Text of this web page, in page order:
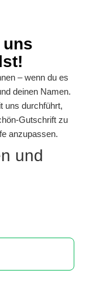
uns
– wenn du es
deinen Namen.
uns durchführt,
Gutschrift zu
anzupassen.
und